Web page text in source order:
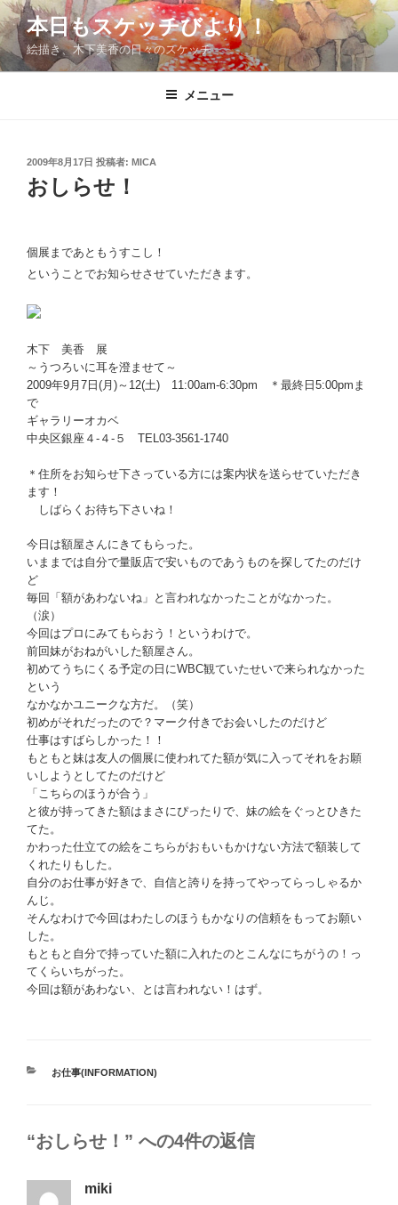
コ
ン
テ
ン
本日もスケッチびより！
絵描き、木下美香の日々のスケッチ
メニュー
投
稿
日:
2009年8月17日 投稿者: MICA
おしらせ！
個展まであともうすこし！
ということでお知らせさせていただきます。
木下 美香 展
～うつろいに耳を澄ませて～
2009年9月7日(月)～12(土) 11:00am-6:30pm ＊最終日5:00pmま
で
ギャラリーオカベ
中央区銀座４-４-５ TEL03-3561-1740
＊住所をお知らせ下さっている方には案内状を送らせていただき
ます！
しばらくお待ち下さいね！
今日は額屋さんにきてもらった。
いままでは自分で量販店で安いものであうものを探してたのだけ
ど
毎回「額があわないね」と言われなかったことがなかった。
（涙）
今回はプロにみてもらおう！というわけで。
前回妹がおねがいした額屋さん。
初めてうちにくる予定の日にWBC観ていたせいで来られなかった
という
なかなかユニークな方だ。（笑）
初めがそれだったので？マーク付きでお会いしたのだけど
仕事はすばらしかった！！
もともと妹は友人の個展に使われてた額が気に入ってそれをお願
いしようとしてたのだけど
「こちらのほうが合う」
と彼が持ってきた額はまさにぴったりで、妹の絵をぐっとひきた
てた。
かわった仕立ての絵をこちらがおもいもかけない方法で額装して
くれたりもした。
自分のお仕事が好きで、自信と誇りを持ってやってらっしゃるか
んじ。
そんなわけで今回はわたしのほうもかなりの信頼をもってお願い
した。
もともと自分で持っていた額に入れたのとこんなにちがうの！っ
てくらいちがった。
今回は額があわない、とは言われない！はず。
カ
ー
お仕事(INFORMATION)
“おしらせ！” への4件の返信
miki